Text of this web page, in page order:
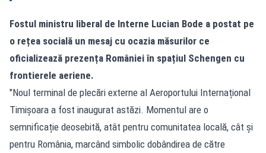
Fostul ministru liberal de Interne Lucian Bode a postat pe
o rețea socială un mesaj cu ocazia măsurilor ce
oficializează prezența României în spațiul Schengen cu
frontierele aeriene.
"Noul terminal de plecări externe al Aeroportului Internațional
Timișoara a fost inaugurat astăzi. Momentul are o
semnificație deosebită, atât pentru comunitatea locală, cât și
pentru România, marcând simbolic dobândirea de către